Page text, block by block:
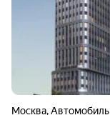
Москва,